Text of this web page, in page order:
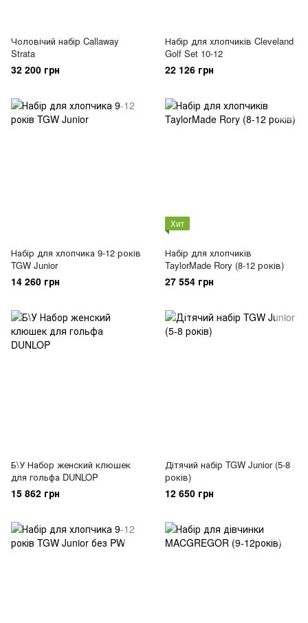
Чоловічий набір Callaway
Strata
32 200 грн
Набір для хлопчиків Cleveland
Golf Set 10-12
22 126 грн
Набір для хлопчика 9-12 років
TGW Junior
14 260 грн
Хит
Набір для хлопчиків
TaylorMade Rory (8-12 років)
27 554 грн
Б\У Набор женский клюшек
для гольфа DUNLOP
15 862 грн
Дітячий набір TGW Junior (5-8
років)
12 650 грн